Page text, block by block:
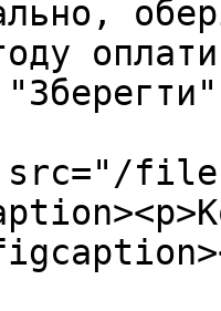
files/